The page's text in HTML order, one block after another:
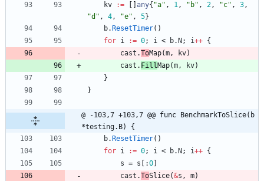
kv
:= any{ "a" , 1, "b" , 2, "c" , 3,
"d" , 4, "e" , 5}
b. ResetTimer( )
for i := 0; i < b. N ; i++ {
cast .ToMap(m, kv)
cast . FillMap(m, kv)
}
}
@ -103,7 +103,7 @@ func BenchmarkToSlice(b
*testing.B) {
b. ResetTimer( )
for i := 0; i < b. N ; i++ {
s = s :0
cast .ToSlice(&s , m)